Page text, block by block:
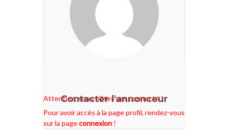
Contacter l'annonceur
Attention, vous n'êtes pas connecté !
Pour avoir accès à la page profil, rendez-vous
sur la pageconnexion !